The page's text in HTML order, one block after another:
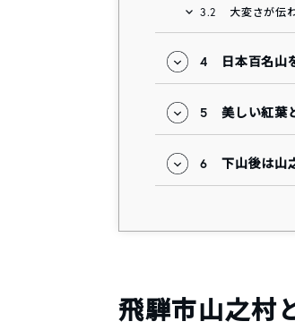
3.2 大変さが伝
4 日本百名山
5 美しい紅葉
6 下山後は山
飛騨市山之村